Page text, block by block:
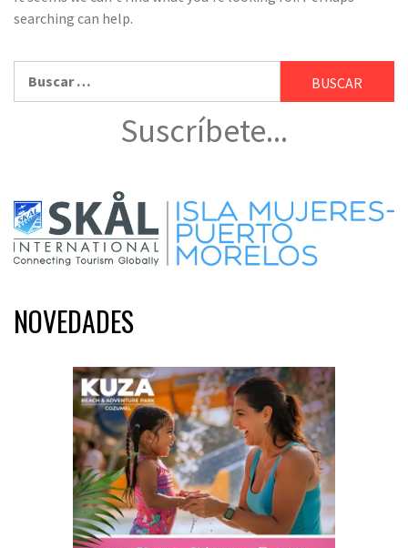
searching can help.
Suscríbete...
NOVEDADES